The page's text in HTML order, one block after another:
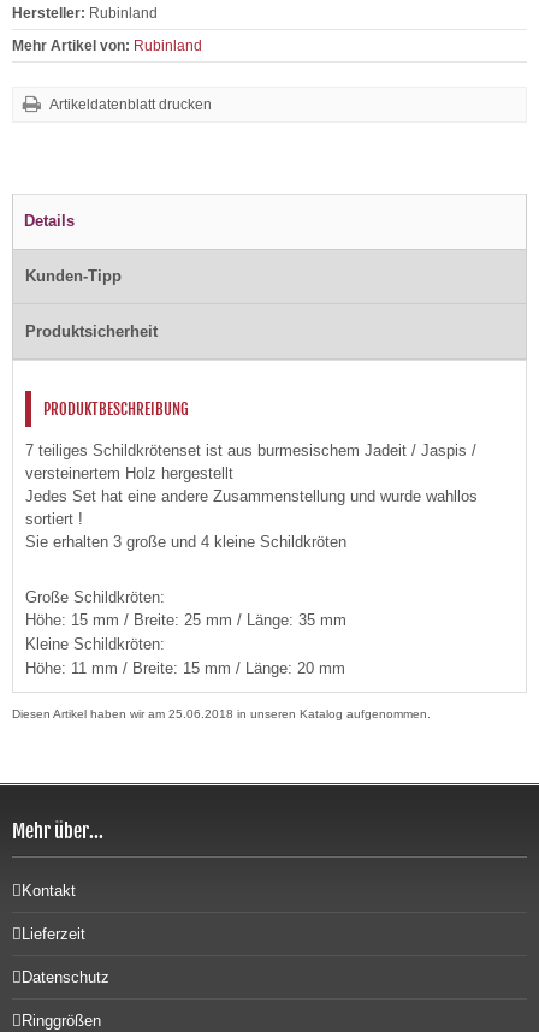
Hersteller: Rubinland
Mehr Artikel von: Rubinland
Artikeldatenblatt drucken
Details
Kunden-Tipp
Produktsicherheit
PRODUKTBESCHREIBUNG
7 teiliges Schildkrötenset ist aus burmesischem Jadeit / Jaspis /
versteinertem Holz hergestellt
Jedes Set hat eine andere Zusammenstellung und wurde wahllos
sortiert !
Sie erhalten 3 große und 4 kleine Schildkröten
Große Schildkröten:
Höhe: 15 mm / Breite: 25 mm / Länge: 35 mm
Kleine Schildkröten:
Höhe: 11 mm / Breite: 15 mm / Länge: 20 mm
Diesen Artikel haben wir am 25.06.2018 in unseren Katalog aufgenommen.
Mehr über...
Kontakt
Lieferzeit
Datenschutz
Ringgrößen